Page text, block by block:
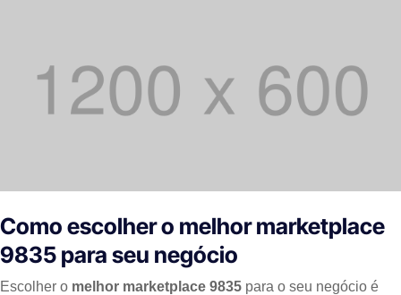
Como escolher o melhor marketplace
9835 para seu negócio
Escolher o melhor marketplace 9835 para o seu negócio é